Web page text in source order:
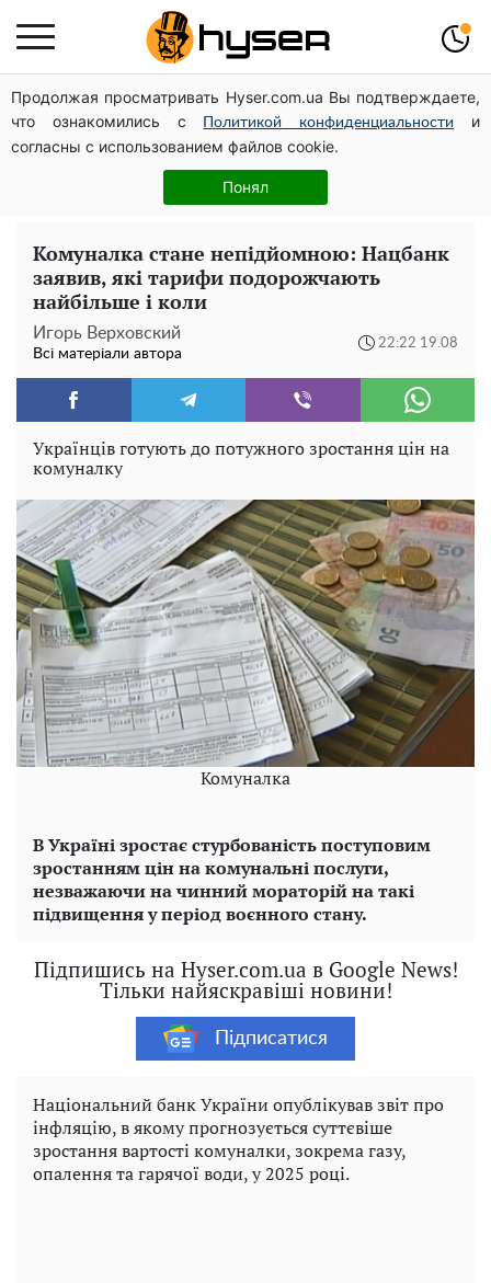
Продолжая просматривать Hyser.com.ua Вы подтверждаете,
что ознакомились с
Политикой конфиденциальности
и
согласны с использованием файлов cookie.
Понял
Українська авіатранспортна асоціація звернулася до
Мінфіну із закликом уніфікувати оподаткування
авіалізингу
Повністю гола Анна Трінчер блиснула "принадами":
таких розмірів ви ще не бачили
Комуналка стане непідйомною: Нацбанк
заявив, які тарифи подорожчають
найбільше і коли
Игорь Верховский
Всі матеріали автора
22:22 19.08
Українців готують до потужного зростання цін на
комуналку
Комуналка
В Україні зростає стурбованість поступовим
зростанням цін на комунальні послуги,
незважаючи на чинний мораторій на такі
підвищення у період воєнного стану.
Підпишись на Hyser.com.ua в Google News!
Тільки найяскравіші новини!
Підписатися
Національний банк України опублікував звіт про
інфляцію, в якому прогнозується суттєвіше
зростання вартості комуналки, зокрема газу,
опалення та гарячої води, у 2025 році.